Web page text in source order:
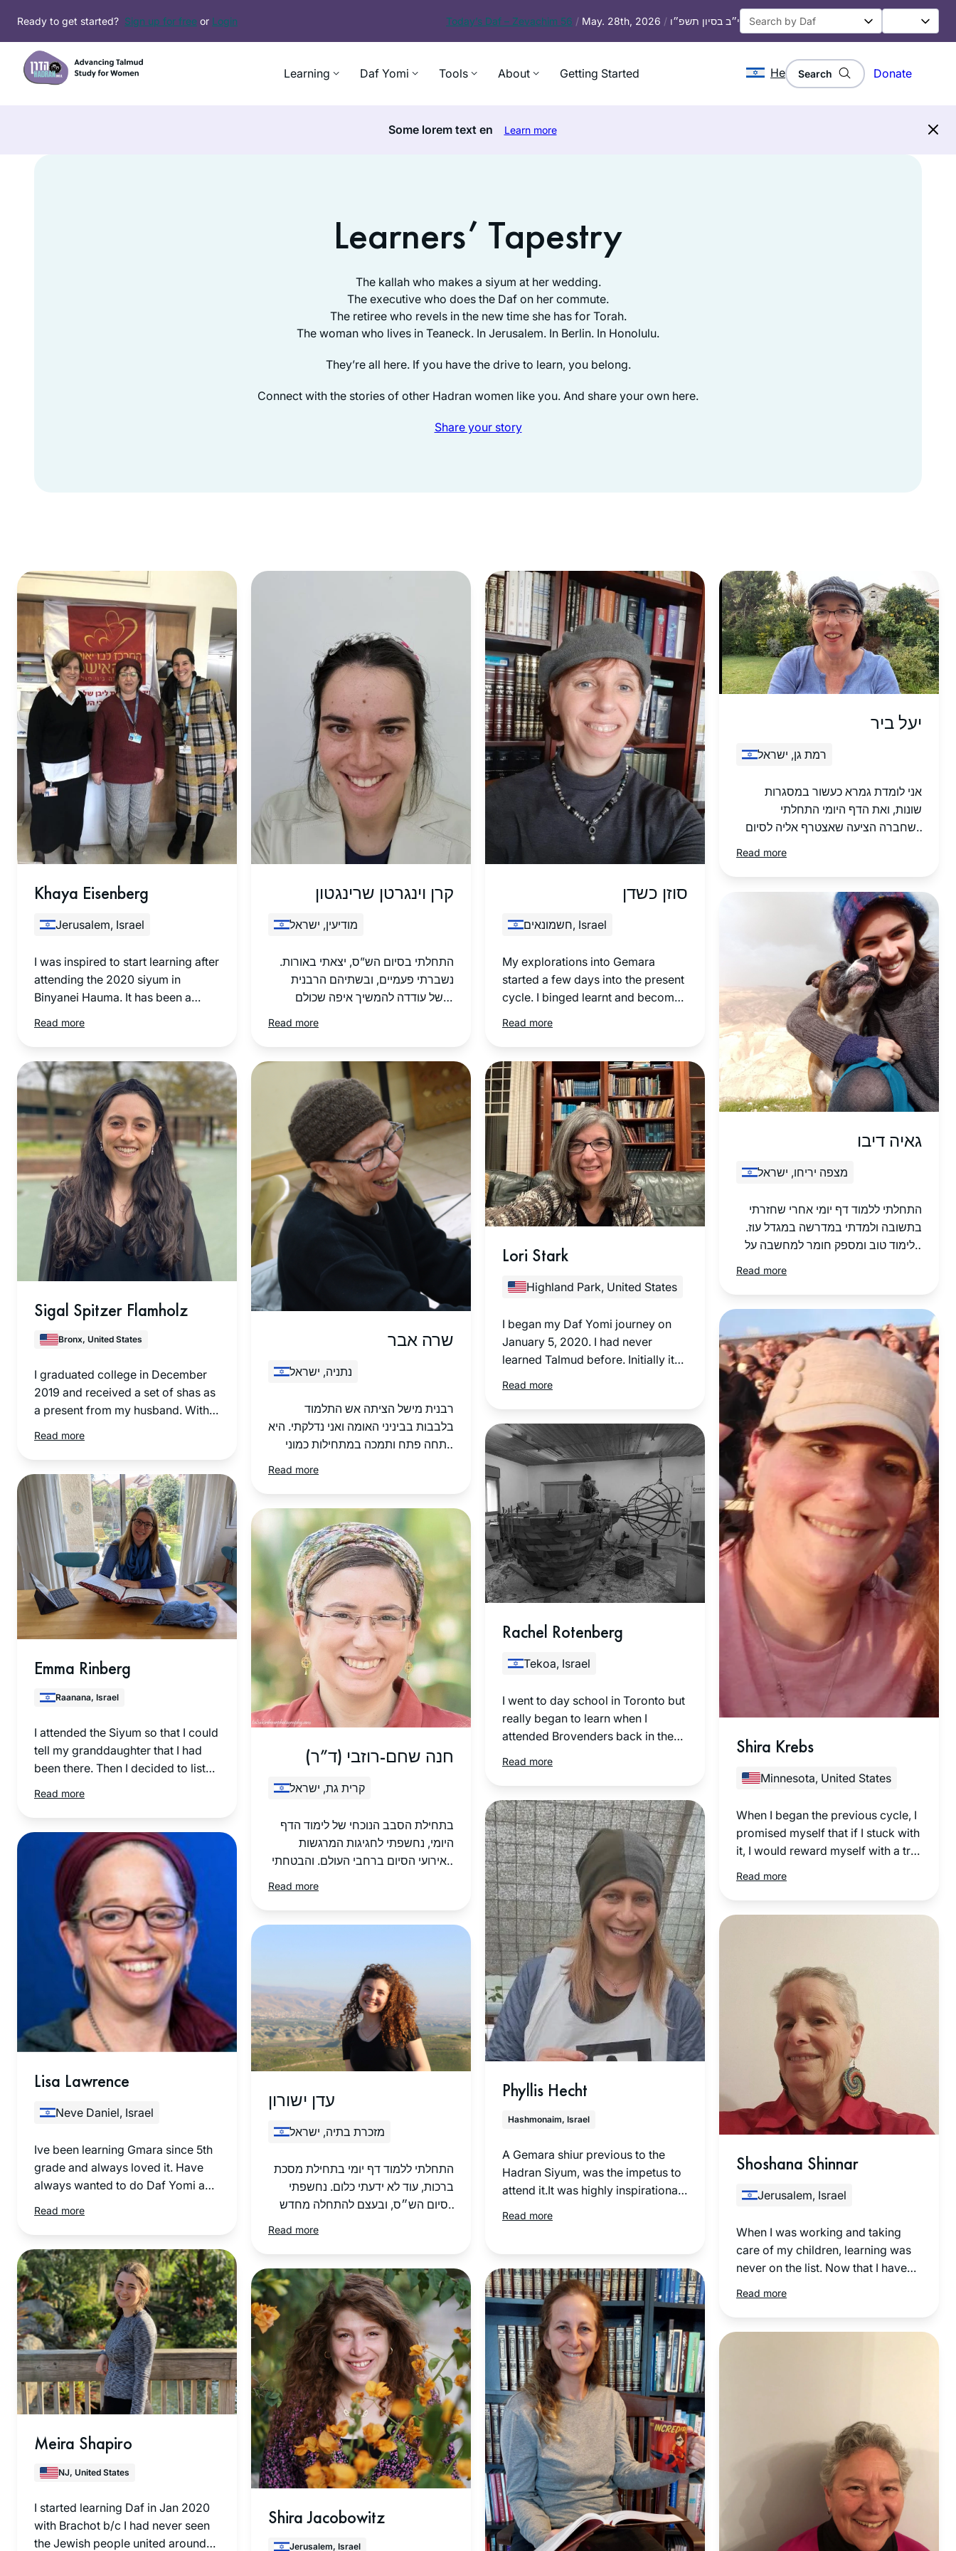
content
Ready to get started? Sign up for free or Login Today’s Daf – Zevachim 56 / May. 28th, 2026 / י״ב בסיון תשפ״ו
Learning Daf Yomi Tools About Getting Started He Search Donate
Some lorem text en Learn more
Learners’ Tapestry
The kallah who makes a siyum at her wedding.
The executive who does the Daf on her commute.
The retiree who revels in the new time she has for Torah.
The woman who lives in Teaneck. In Jerusalem. In Berlin. In Honolulu.
They’re all here. If you have the drive to learn, you belong.
Connect with the stories of other Hadran women like you. And share your own here.
Share your story
Khaya Eisenberg
Jerusalem, Israel
I was inspired to start learning after
attending the 2020 siyum in
Binyanei Hauma. It has been a
amazing to see the origins of
participated in my whole life. Even
when I don’t understand the daf
itself, I believe that the commitment
to learning every day is valuable
and has multiple benefits. And
there will be another daf
tomorrow!
Read more
קרן וינגרטן שרינגטון
מודיעין, ישראל
התחלתי בסיום הש”ס, יצאתי באורות.
נשברתי פעמיים, ובשתיהם הרבנית
מישל עודדה להמשיך איפה שכולם
וכיום השלמתי הכל. מדהים אותי שאני
בבידוד או בחו”ל. לאט לאט יותר נינוחה
בסוגיות. לא כולם מבינים את הרצון,
בפרט כפמניסטית. חשה סיפוק גדול
להכיר את המושגים וצורת החשיבה.
החלום זה להמשיך ולהתמיד ובמקביל
ללמוד איך מהסוגיות נוצרה והתפתחה
Read more
סוזן כשדן
חשמונאים, Israel
My explorations into Gemara
started a few days into the present
cycle. I binged learnt and become
“tapestry” of intertwined themes,
conversations between
generations of Rabbanim and
learners past and present all over
the world. My life has acquired a
golden thread, linking generations
with our amazing heritage.
Thank you.
Read more
יעל ביר
רמת גן, ישראל
אני לומדת גמרא כעשור במסגרות
שונות, ואת הדף היומי התחלתי
כשחברה הציעה שאצטרף אליה לסיום
ערב שבת. בסבב הזה הלימוד הוא
“ממעוף הציפור”, מקשיבה במהירות
מוגברת תוך כדי פעילויות כמו בישול או
נהיגה, וכך רוכשת היכרות עם הסוגיות
ואופן ניתוחם על ידי חז”ל. בע”ה בסבב
הבא, ואולי לפני, אצלול לתוכו באופן
מעמיק יותר.
Read more
גאיה דיבו
מצפה יריחו, ישראל
התחלתי ללמוד דף יומי אחרי שחזרתי
בתשובה ולמדתי במדרשה במגדל עוז.
הלימוד טוב ומספק חומר למחשבה על
גדולים ביהדות. חשוב לי להכיר את
יודע אולי גם אגיע לעיון בנושאים
מעניינים. נושאים בגמרא מתחברים
לחגים, לתפילה, ליחסים שבין אדם
לחברו ולמקום ולשאר הדברים שמלווים
באורח חיים דתי 🙂
Read more
Sigal Spitzer Flamholz
Bronx, United States
I graduated college in December
2019 and received a set of shas as
a present from my husband. With
yomi, I had no idea that a new
month later, in January 2020. I
have been learning the daf ever
since with Michelle Farber…
Through grad school, my first job,
my first baby, and all the other
incredible journeys over the past
few years!
Read more
שרה אבר
נתניה, ישראל
רבנית מישל הציתה אש התלמוד
בלבבות בביניני האומה ואני נדלקתי. היא
פתחה פתח ותמכה במתחילות כמוני
ואפשרה לנו להתקדם בצעדים נכונים
למסלול לימוד מעשיר שאין כמוה. הדרן
יצר קהילה גדולה וחזקה שמאפשרת
התקדמות מכל נקודת מוצא. יש דיבוק
לומדות שמחזק את ההתמדה של כולנו.
כל פניה ושאלה נענית בזריזות ויסודיות.
Read more
Lori Stark
Highland Park, United States
I began my Daf Yomi journey on
January 5, 2020. I had never
learned Talmud before. Initially it
arcane details with mind bending
Farber brings the page to life and I
am eager to learn with her every
day!
Read more
Shira Krebs
Minnesota, United States
When I began the previous cycle, I
promised myself that if I stuck with
it, I would reward myself with a trip
trip would involve attending the
part of this large, diverse,
fascinating learning family has
enhanced my learning
exponentially.
Read more
Rachel Rotenberg
Tekoa, Israel
I went to day school in Toronto but
really began to learn when I
attended Brovenders back in the
early 1980’s. Last year after talking
computer and the Hadran site
came up. I have been listening to
each days shiur in the morning as I
work. I emphasis listening since I
am not sitting with a Gamara. I
listen while I work in my studio.
Read more
Emma Rinberg
Raanana, Israel
I attended the Siyum so that I could
tell my granddaughter that I had
been there. Then I decided to listen
Brachot, Covid and zoom began. It
with people from all over the world
who are now my friends – yet most
of us have never met. I can’t
imagine life without it. Thank you
Rabbanit Michelle.
Read more
חנה שחם-רוזבי (ד”ר)
קרית גת, ישראל
בתחילת הסבב הנוכחי של לימוד הדף
היומי, נחשפתי לחגיגות המרגשות
באירועי הסיום ברחבי העולם. והבטחתי
היומי על הלימוד האינטנסיבי של תוכנית
היועצות. בבוקר למחרת המבחן הסופי
בנשמ”ת, התחלתי את לימוד הדף
במסכת סוכה ומאז לא הפסקתי.
Read more
Phyllis Hecht
Hashmonaim, Israel
A Gemara shiur previous to the
Hadran Siyum, was the impetus to
attend it.It was highly inspirational
me was התלמוד בידינו. I had
daf and take it one daf at time-
without any expectations at all.
There has been a wealth of
information, insights and halachik
ideas. It is truly exercise of the
mind, heart & Soul
Read more
Lisa Lawrence
Neve Daniel, Israel
Ive been learning Gmara since 5th
grade and always loved it. Have
always wanted to do Daf Yomi and
now with Michelle Farber's online
thank you!!
Read more
Shoshana Shinnar
Jerusalem, Israel
When I was working and taking
care of my children, learning was
never on the list. Now that I have
Gemora classes and the nach yomi
Read more
עדן ישורון
מזכרת בתיה, ישראל
התחלתי ללמוד דף יומי בתחילת מסכת
ברכות, עוד לא ידעתי כלום. נחשפתי
לסיום הש״ס, ובעצם להתחלה מחדש
לא סיימתי (חוץ מעירובין איכשהו).
השנה כשהגעתי למדרשה, נכנסתי ללופ,
ואני מצליחה להיות חלק, סיימתי עם
החברותא שלי את כל המסכתות
הקצרות, גם כשהיינו חולות קורונה
ובבידודים, למדנו לבד, העיקר לא לצבור
פער, ומחכות ליבמות :)
Read more
Meira Shapiro
NJ, United States
I started learning Daf in Jan 2020
with Brachot b/c I had never seen
the Jewish people united around
Shira Jacobowitz
Jerusalem, Israel